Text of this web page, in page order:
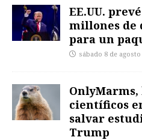
EE.UU.
millones de
para un
sábado 8 de agosto
OnlyMarms,
científicos
salvar
Trump